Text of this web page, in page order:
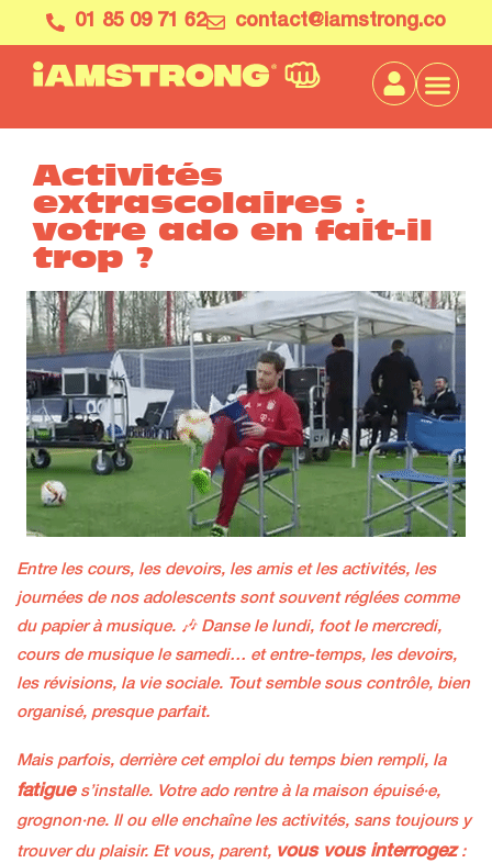
01 85 09 71 62 contact@iamstrong.co
Activités
extrascolaires :
votre ado en fait-il
trop ?
Entre les cours, les devoirs, les amis et les activités, les
journées de nos adolescents sont souvent réglées comme
du papier à musique. 🎶 Danse le lundi, foot le mercredi,
cours de musique le samedi… et entre-temps, les devoirs,
les révisions, la vie sociale. Tout semble sous contrôle, bien
organisé, presque parfait.
Mais parfois, derrière cet emploi du temps bien rempli, la
fatigue s’installe. Votre ado rentre à la maison épuisé·e,
grognon·ne. Il ou elle enchaîne les activités, sans toujours y
trouver du plaisir. Et vous, parent, vous vous interrogez: